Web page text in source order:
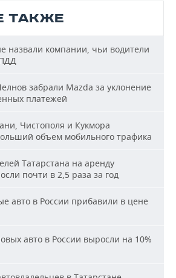
ТАКЖЕ
назвали компании, чьи водители
забрали Mazda за уклонение
платежей
Чистополя и Кукмора
объем мобильного трафика
Татарстана на аренду
почти в 2,5 раза за год
авто в России прибавили в цене
авто в России выросли на 10%